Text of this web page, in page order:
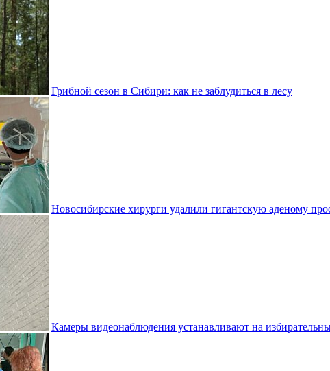
Грибной сезон в Сибири: как не заблудиться в лесу
Новосибирские хирурги удалили гигантскую аденому
Камеры видеонаблюдения устанавливают на